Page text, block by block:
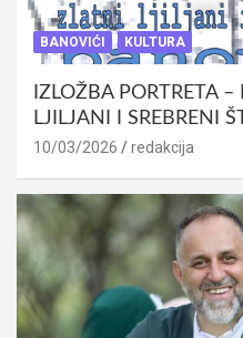
BANOVIĆI KULTURA
IZLOŽBA PORTRETA
LJILJANI I SREBRENI
10/03/2026 redakcija